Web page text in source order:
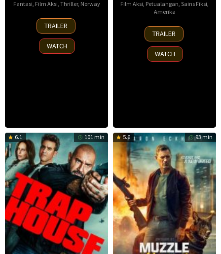
Fantasi Film Aksi Thriller, Norway
30
Nov
2025
TRAILER
WATCH
Film Aksi Petualangan Sains Fiksi
Amerika
8
Oct
2025
TRAILER
WATCH
6.1 101 min 5.6 93 min